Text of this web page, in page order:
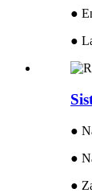
●
●
●
●
●